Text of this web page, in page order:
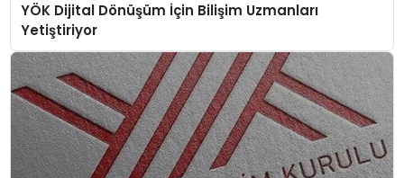
YÖK Dijital Dönüşüm İçin Bilişim Uzmanları
Yetiştiriyor